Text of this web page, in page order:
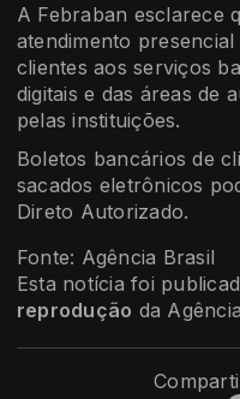
A Febraban esclarece
atendimento
clientes aos serviços
digitais e das áreas de
pelas instituições.
Boletos bancários de
sacados eletrônicos
Direto Autorizado.
Fonte: Agência Brasil
Esta notícia foi
reprodução da